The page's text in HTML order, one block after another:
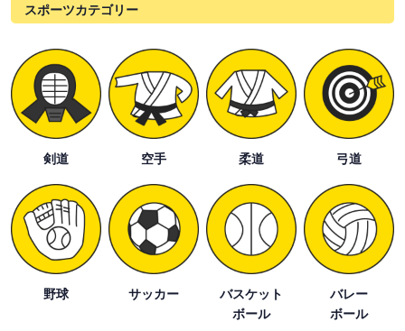
スポーツカテゴリー
剣道 空手 柔道 弓道
野球 サッカー
バスケット
ボール
バレー
ボール